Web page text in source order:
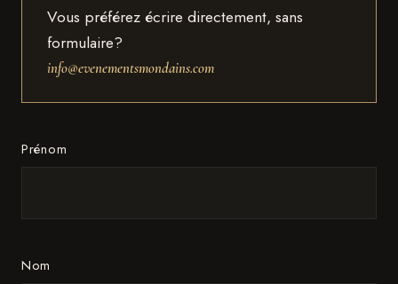
Vous préférez écrire directement, sans
formulaire?
info@evenementsmondains.com
Prénom
Nom